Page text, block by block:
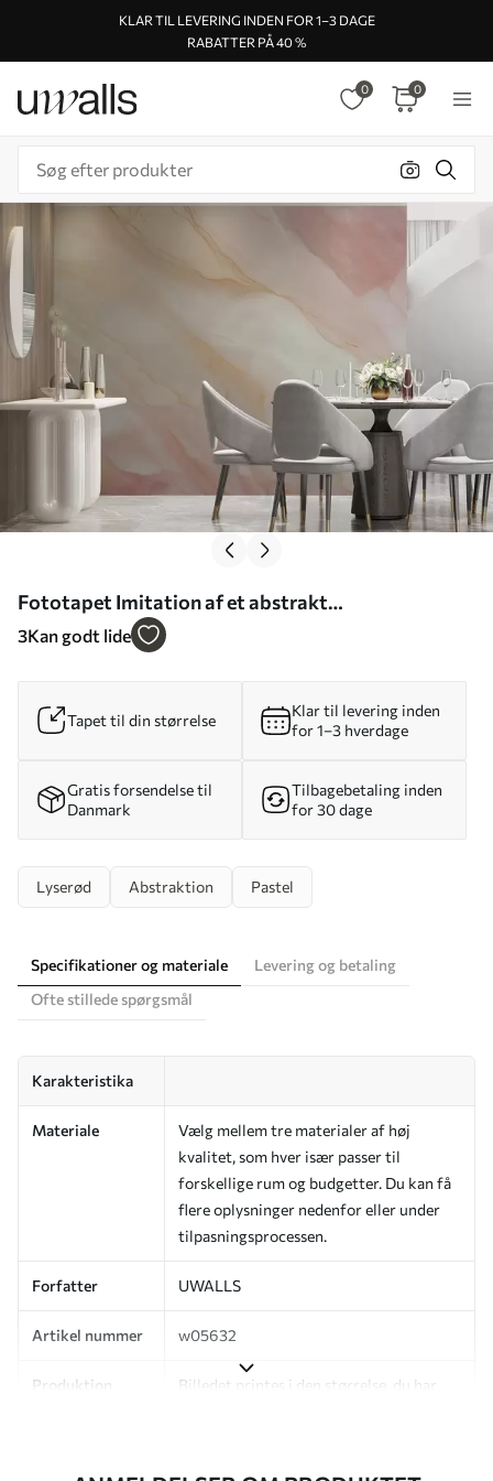
KLAR TIL LEVERING INDEN FOR 1–3 DAGE
RABATTER PÅ 40 %
0 0
Fototapet Imitation af et abstrakt
marmormønster i nuancer af lyserødt og gult Nr.
3Kan godt lide
Tapet til din størrelse
Klar til levering inden
for 1–3 hverdage
Gratis forsendelse til
Danmark
Tilbagebetaling inden
for 30 dage
Lyserød Abstraktion Pastel
Specifikationer og materiale
Levering og betaling
Ofte stillede spørgsmål
Karakteristika
Materiale
Vælg mellem tre materialer af høj
kvalitet, som hver især passer til
forskellige rum og budgetter. Du kan få
flere oplysninger nedenfor eller under
tilpasningsprocessen.
Forfatter UWALLS
Artikel nummer w05632
Produktion
Billedet printes i den størrelse, du har